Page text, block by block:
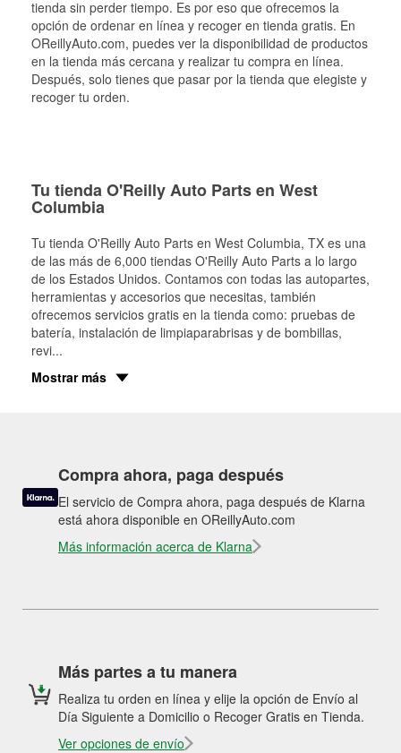
tienda sin perder tiempo. Es por eso que ofrecemos la
opción de ordenar en línea y recoger en tienda gratis. En
OReillyAuto.com, puedes ver la disponibilidad de productos
en la tienda más cercana y realizar tu compra en línea.
Después, solo tienes que pasar por la tienda que elegiste y
recoger tu orden.
Tu tienda O'Reilly Auto Parts en West
Columbia
Tu tienda O'Reilly Auto Parts en West Columbia, TX es una
de las más de 6,000 tiendas O'Reilly Auto Parts a lo largo
de los Estados Unidos. Contamos con todas las autopartes,
herramientas y accesorios que necesitas, también
ofrecemos servicios gratis en la tienda como: pruebas de
batería, instalación de limpiaparabrisas y de bombillas,
revi...
Mostrar más
Compra ahora, paga después
El servicio de Compra ahora, paga después de Klarna
está ahora disponible en OReillyAuto.com
Más información acerca de Klarna
Más partes a tu manera
Realiza tu orden en línea y elije la opción de Envío al
Día Siguiente a Domicilio o Recoger Gratis en Tienda.
Ver opciones de envío